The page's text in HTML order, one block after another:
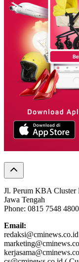
Jl. Perum KBA Cluster
Jawa Tengah
Phone: 0815 7548 4800
Email: